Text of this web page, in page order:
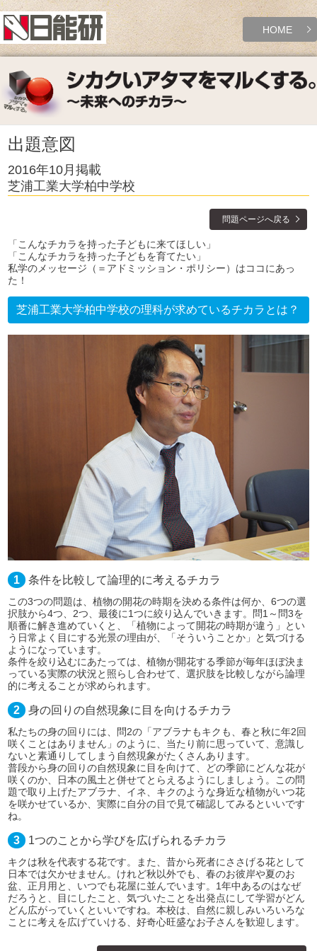
HOME
出題意図
2016年10月掲載
芝浦工業大学柏中学校
問題ページへ戻る
「こんなチカラを持った子どもに来てほしい」
「こんなチカラを持った子どもを育てたい」
私学のメッセージ（＝アドミッション・ポリシー）はココにあっ
た！
芝浦工業大学柏中学校の理科が求めているチカラとは？
1 条件を比較して論理的に考えるチカラ
この3つの問題は、植物の開花の時期を決める条件は何か、6つの選
択肢から4つ、2つ、最後に1つに絞り込んでいきます。問1～問3を
順番に解き進めていくと、「植物によって開花の時期が違う」とい
う日常よく目にする光景の理由が、「そういうことか」と気づける
ようになっています。
条件を絞り込むにあたっては、植物が開花する季節が毎年ほぼ決ま
っている実際の状況と照らし合わせて、選択肢を比較しながら論理
的に考えることが求められます。
2 身の回りの自然現象に目を向けるチカラ
私たちの身の回りには、問2の「アブラナもキクも、春と秋に年2回
咲くことはありません」のように、当たり前に思っていて、意識し
ないと素通りしてしまう自然現象がたくさんあります。
普段から身の回りの自然現象に目を向けて、どの季節にどんな花が
咲くのか、日本の風土と併せてとらえるようにしましょう。この問
題で取り上げたアブラナ、イネ、キクのような身近な植物がいつ花
を咲かせているか、実際に自分の目で見て確認してみるといいです
ね。
3 1つのことから学びを広げられるチカラ
キクは秋を代表する花です。また、昔から死者にささげる花として
日本では欠かせません。けれど秋以外でも、春のお彼岸や夏のお
盆、正月用と、いつでも花屋に並んでいます。1年中あるのはなぜ
だろうと、目にしたこと、気づいたことを出発点にして学習がどん
どん広がっていくといいですね。本校は、自然に親しみいろいろな
ことに考えを広げていける、好奇心旺盛なお子さんを歓迎します。